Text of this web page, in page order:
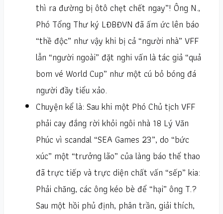
thì ra đường bị ôtô chẹt chết ngay”! Ông N.,
Phó Tổng Thư ký LĐBĐVN đã ấm ức lên báo
“thề độc” như vậy khi bị cả “người nhà” VFF
lẫn “người ngoài” đặt nghi vấn là tác giả “quả
bom vé World Cup” như một cú bỏ bóng đá
người đầy tiểu xảo.
Chuyện kể là: Sau khi một Phó Chủ tịch VFF
phải cay đắng rời khỏi ngôi nhà 18 Lý Văn
Phúc vì scandal “SEA Games 23”, do “bức
xúc” một “trưởng lão” của làng báo thể thao
đã trực tiếp và trực diện chất vấn “sếp” kia:
Phải chăng, các ông kéo bè để “hại” ông T.?
Sau một hồi phủ định, phân trần, giải thích,